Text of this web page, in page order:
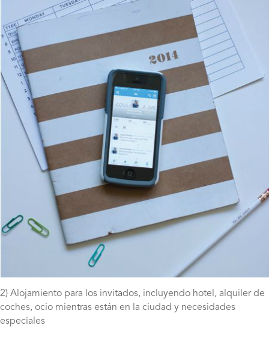
2) Alojamiento para los invitados, incluyendo hotel, alquiler de
coches, ocio mientras están en la ciudad y necesidades
especiales